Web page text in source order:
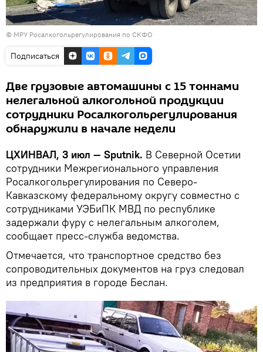
© МРУ Росалкогольрегулирования по СКФО
Подписаться
Две грузовые автомашины с 15 тоннами
нелегальной алкогольной продукции
сотрудники Росалкогольрегулирования
обнаружили в начале недели
ЦХИНВАЛ, 3 июл — Sputnik. В Северной Осетии
сотрудники Межрегионального управления
Росалкогольрегулирования по Северо-
Кавказскому федеральному округу совместно с
сотрудниками УЭБиПК МВД по республике
задержали фуру с нелегальным алкоголем,
сообщает пресс-служба ведомства.
Отмечается, что транспортное средство без
сопроводительных документов на груз следовал
из предприятия в городе Беслан.